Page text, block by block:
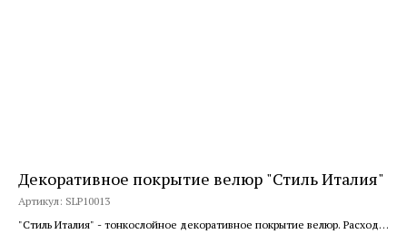
Декоративное покрытие велюр "Стиль Италия"
Артикул: SLP10013
"Стиль Италия" - тонкослойное декоративное покрытие велюр. Расход